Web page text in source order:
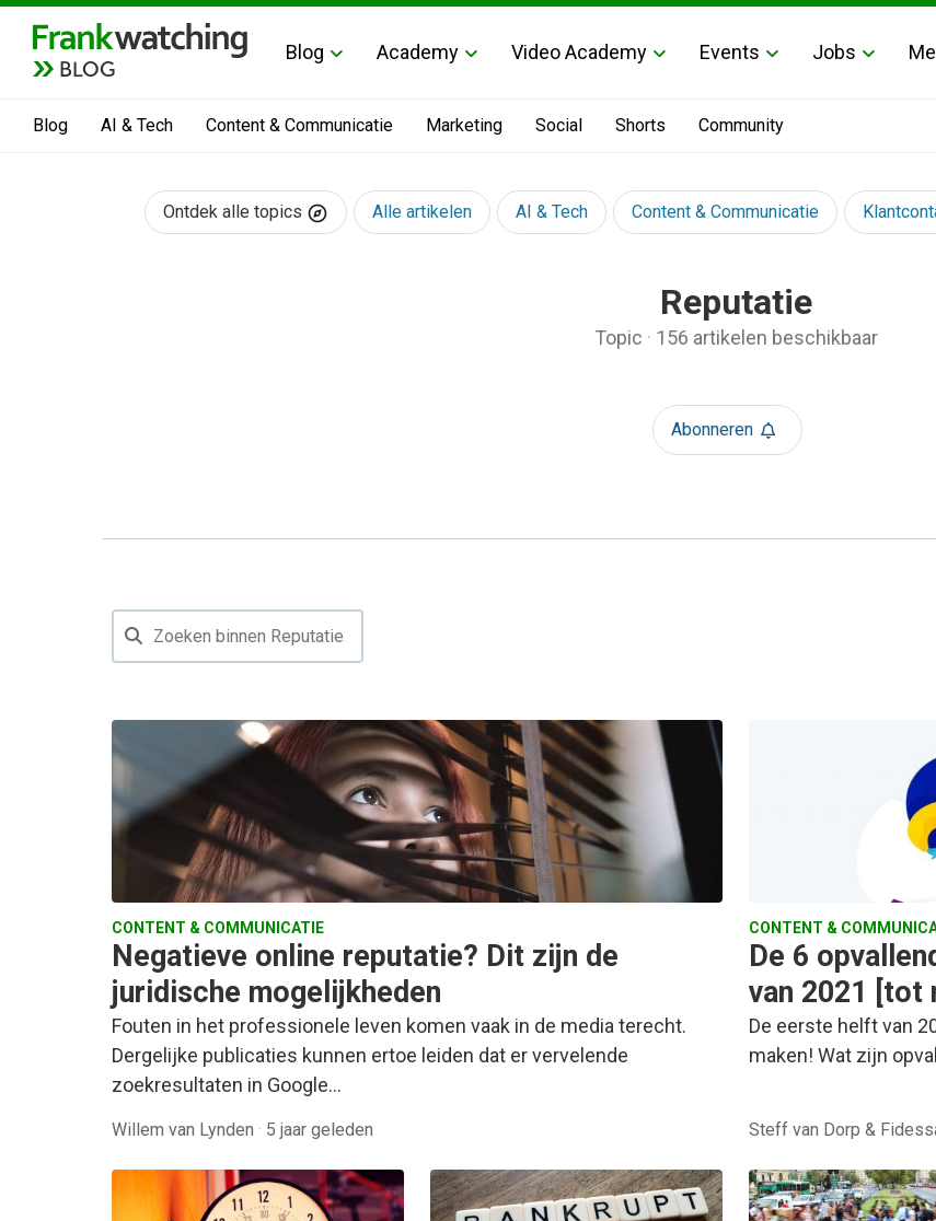
BLOG
Blog Academy Video Academy Events Jobs
Blog AI & Tech Content & Communicatie Marketing Social Shorts Community
Ontdek alle topics Alle artikelen AI & Tech Content & Communicatie
Reputatie
Topic · 156 artikelen beschikbaar
Abonneren
CONTENT & COMMUNICATIE
Negatieve online reputatie? Dit zijn de
juridische mogelijkheden
Fouten in het professionele leven komen vaak in de media terecht.
Dergelijke publicaties kunnen ertoe leiden dat er vervelende
zoekresultaten in Google…
Willem van Lynden · 5 jaar geleden
CONTENT &
De 6
van 2021 [tot
De eerste helft van
maken! Wat zijn
Steff van Dorp &